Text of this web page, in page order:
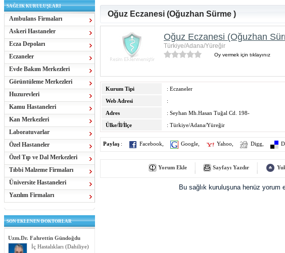
SAĞLIK KURULUŞLARI
Ambulans Firmaları
Askeri Hastaneler
Ecza Depoları
Eczaneler
Evde Bakım Merkezleri
Görüntüleme Merkezleri
Huzurevleri
Kamu Hastaneleri
Kan Merkezleri
Laboratuvarlar
Özel Hastaneler
Özel Tıp ve Dal Merkezleri
Tıbbi Malzeme Firmaları
Üniversite Hastaneleri
Yazılım Firmaları
SON EKLENEN DOKTORLAR
Uzm.Dr. Fahrettin Gündoğdu
İç Hastalıkları (Dahiliye)
Oğuz Eczanesi (Oğuzhan Sürme )
Oğuz Eczanesi (Oğuzhan
Türkiye/Adana/Yüreğir
Oy vermek için tıklayınız
Kurum Tipi
: Eczaneler
Web Adresi
:
Adres
: Seyhan Mh.Hasan Tuğal Cd. 198-
Ülke/İl/İlçe
: Türkiye/Adana/Yüreğir
Paylaş : Facebook Google Yahoo Digg
Yorum Ekle Sayfayı Yazdır
Bu sağlık kuruluşuna henüz yorum